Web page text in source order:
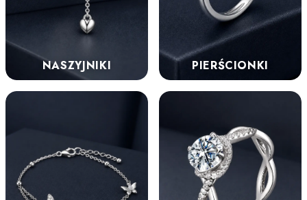
NASZYJNIKI PIERŚCIONKI